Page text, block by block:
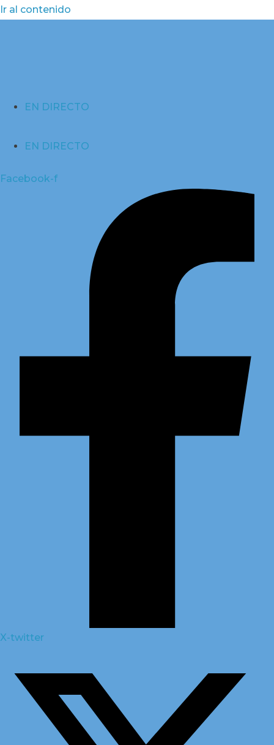
Ir al contenido
EN DIRECTO
EN DIRECTO
Facebook-f
X-twitter